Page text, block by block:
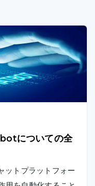
についての全
トプラットフォー